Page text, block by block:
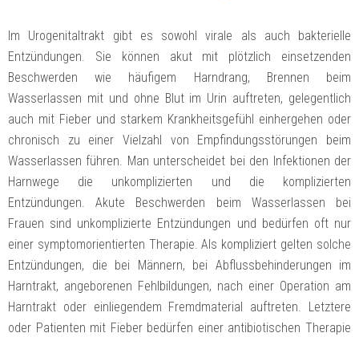
Im Urogenitaltrakt gibt es sowohl virale als auch bakterielle
Entzündungen. Sie können akut mit plötzlich einsetzenden
Beschwerden wie häufigem Harndrang, Brennen beim
Wasserlassen mit und ohne Blut im Urin auftreten, gelegentlich
auch mit Fieber und starkem Krankheitsgefühl einhergehen oder
chronisch zu einer Vielzahl von Empfindungsstörungen beim
Wasserlassen führen. Man unterscheidet bei den Infektionen der
Harnwege die unkomplizierten und die komplizierten
Entzündungen. Akute Beschwerden beim Wasserlassen bei
Frauen sind unkomplizierte Entzündungen und bedürfen oft nur
einer symptomorientierten Therapie. Als kompliziert gelten solche
Entzündungen, die bei Männern, bei Abflussbehinderungen im
Harntrakt, angeborenen Fehlbildungen, nach einer Operation am
Harntrakt oder einliegendem Fremdmaterial auftreten. Letztere
oder Patienten mit Fieber bedürfen einer antibiotischen Therapie